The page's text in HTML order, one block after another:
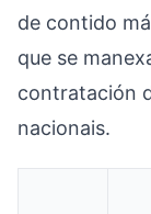
de contido
que se
contratación
nacionais.